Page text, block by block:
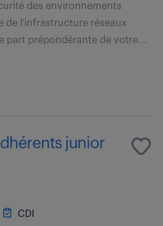
des environnements
de l'infrastructure réseaux
part prépondérante de votre...
junior
CDI